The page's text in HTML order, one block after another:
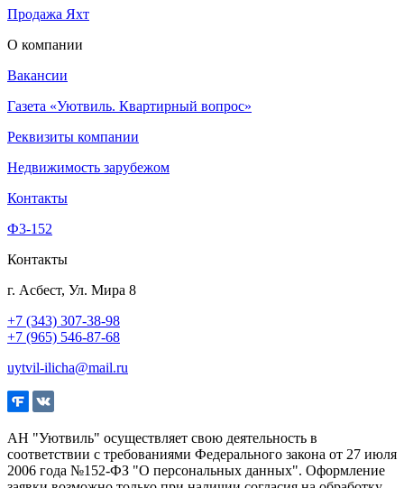
Продажа Яхт
О компании
Вакансии
Газета «Уютвиль. Квартирный вопрос»
Реквизиты компании
Недвижимость зарубежом
Контакты
Ф3-152
Контакты
г. Асбест, Ул. Мира 8
+7 (343) 307-38-98
+7 (965) 546-87-68
uytvil-ilicha@mail.ru
АН "Уютвиль" осуществляет свою деятельность в
соответствии с требованиями Федерального закона от 27 июля
2006 года №152-ФЗ "О персональных данных". Оформление